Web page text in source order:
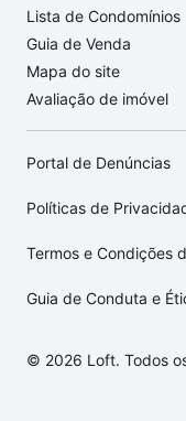
Lista de Condomínios
Guia de Venda
Mapa do site
Avaliação de imóvel
Portal de Denúncias
Políticas de
Termos e Condições
Guia de Conduta e
© 2026 Loft. Todos